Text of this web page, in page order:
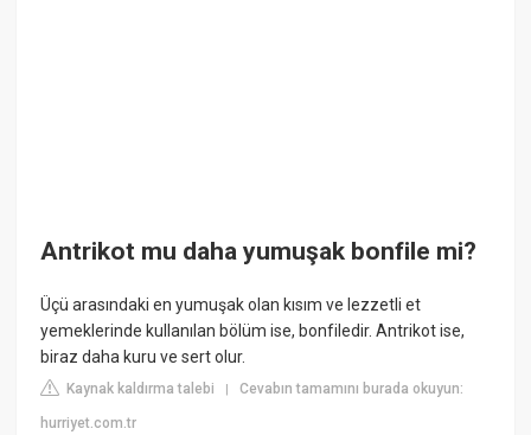
Antrikot mu daha yumuşak bonfile mi?
Üçü arasındaki en yumuşak olan kısım ve lezzetli et
yemeklerinde kullanılan bölüm ise, bonfiledir. Antrikot ise,
biraz daha kuru ve sert olur.
Kaynak kaldırma talebi |Cevabın tamamını burada okuyun:
hurriyet.com.tr